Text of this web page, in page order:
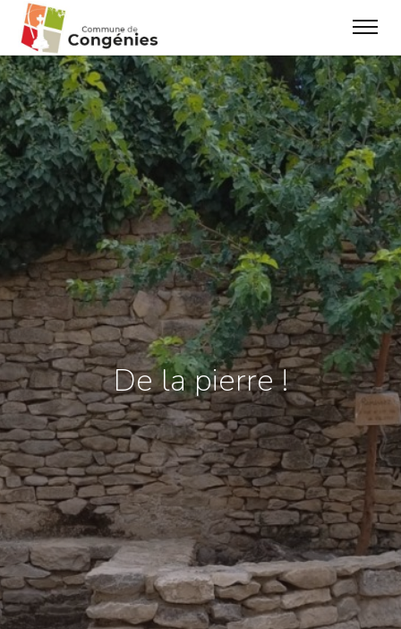
De la pierre !